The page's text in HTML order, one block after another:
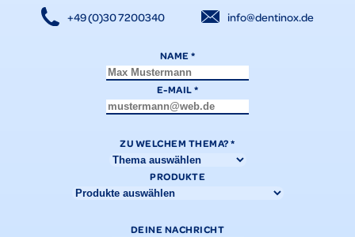
+49 (0)30 7200340 info@dentinox.de
NAME*
E-MAIL*
ZU WELCHEM THEMA?*
PRODUKTE
DEINE NACHRICHT